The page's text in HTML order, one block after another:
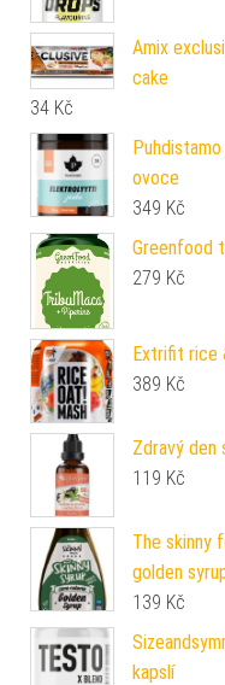
Amix
cake
34 Kč
ovoce
349 Kč
Greenfood
279 Kč
Extrifit rice
389 Kč
Zdravý den
119 Kč
The skinny
golden
139 Kč
kapslí